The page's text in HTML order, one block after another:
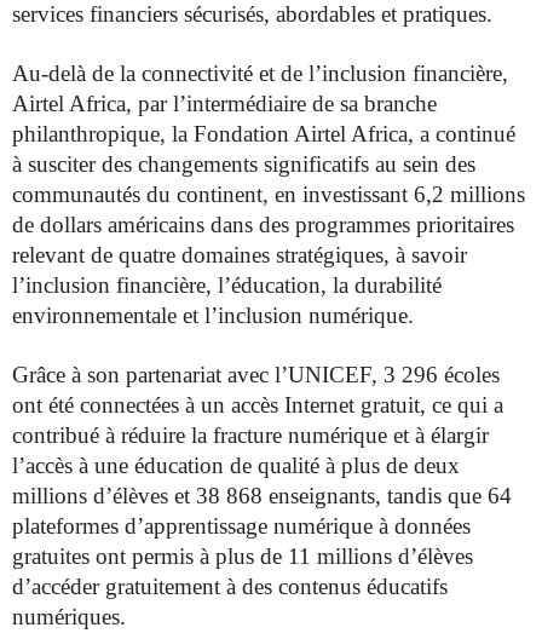
services financiers sécurisés, abordables et pratiques.
Au-delà de la connectivité et de l’inclusion financière,
Airtel Africa, par l’intermédiaire de sa branche
philanthropique, la Fondation Airtel Africa, a continué
à susciter des changements significatifs au sein des
communautés du continent, en investissant 6,2 millions
de dollars américains dans des programmes prioritaires
relevant de quatre domaines stratégiques, à savoir
l’inclusion financière, l’éducation, la durabilité
environnementale et l’inclusion numérique.
Grâce à son partenariat avec l’UNICEF, 3 296 écoles
ont été connectées à un accès Internet gratuit, ce qui a
contribué à réduire la fracture numérique et à élargir
l’accès à une éducation de qualité à plus de deux
millions d’élèves et 38 868 enseignants, tandis que 64
plateformes d’apprentissage numérique à données
gratuites ont permis à plus de 11 millions d’élèves
d’accéder gratuitement à des contenus éducatifs
numériques.